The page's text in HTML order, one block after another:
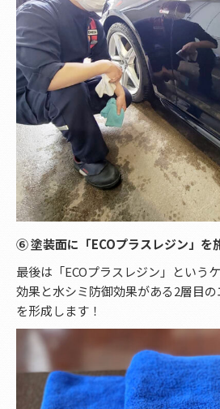
⑥ 塗装面に「ECOプラスレジン」を
最後は「ECOプラスレジン」という
効果と水シミ防御効果がある2層目
を形成します！